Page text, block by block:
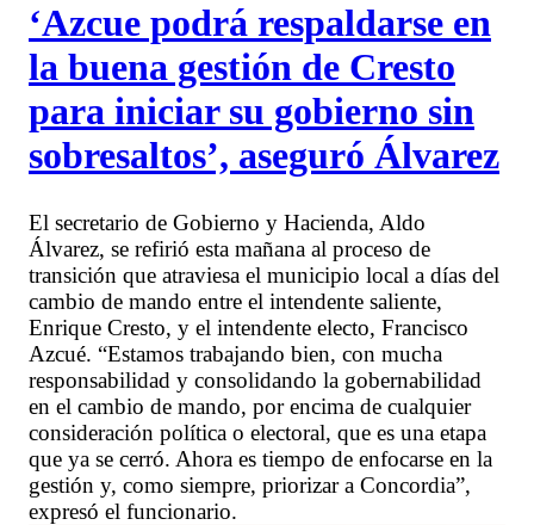
‘Azcue podrá respaldarse en
la buena gestión de Cresto
para iniciar su gobierno sin
sobresaltos’, aseguró Álvarez
El secretario de Gobierno y Hacienda, Aldo
Álvarez, se refirió esta mañana al proceso de
transición que atraviesa el municipio local a días del
cambio de mando entre el intendente saliente,
Enrique Cresto, y el intendente electo, Francisco
Azcué. “Estamos trabajando bien, con mucha
responsabilidad y consolidando la gobernabilidad
en el cambio de mando, por encima de cualquier
consideración política o electoral, que es una etapa
que ya se cerró. Ahora es tiempo de enfocarse en la
gestión y, como siempre, priorizar a Concordia”,
expresó el funcionario.